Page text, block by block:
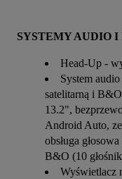
SYSTEMY AUDIO
Head-Up -
System
satelitarną i
13.2",
Android Auto,
obsługa
B&O (10
Wyświetlacz